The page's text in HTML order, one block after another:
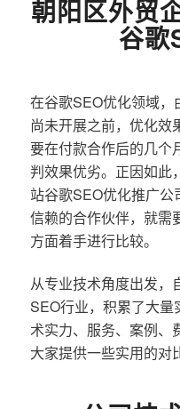
朝阳区外贸
谷歌
在谷歌SEO优化领域
尚未开展之前，优化效
要在付款合作后的几个
判效果优劣。正因如此
站谷歌SEO优化推广
信赖的合作伙伴，就需
方面着手进行比较。
从专业技术角度出发，
SEO行业，积累了大
术实力、服务、案例、
大家提供一些实用的对